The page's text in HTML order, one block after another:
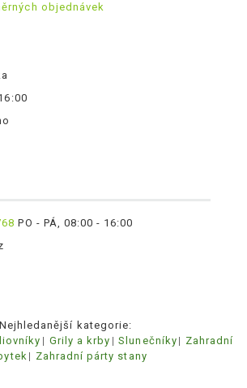
objednávek
PO - PÁ, 08:00 - 16:00
Nejhledanější kategorie:
Grily a krby Slunečníky
Zahradní
Zahradní párty stany